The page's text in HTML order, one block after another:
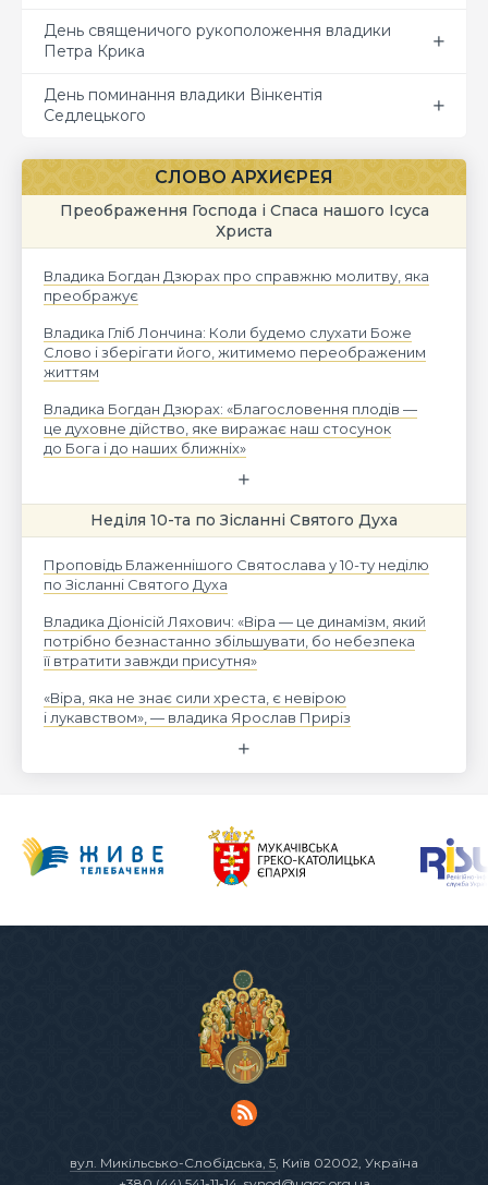
День священичого рукоположення владики
Петра Крика
День поминання владики Вінкентія
Седлецького
СЛОВО АРХИЄРЕЯ
Преображення Господа і Спаса нашого Ісуса
Христа
Владика Богдан Дзюрах про справжню молитву, яка
преображує
Владика Гліб Лончина: Коли будемо слухати Боже
Слово і зберігати його, житимемо переображеним
життям
Владика Богдан Дзюрах: «Благословення плодів —
це духовне дійство, яке виражає наш стосунок
до Бога і до наших ближніх»
Неділя 10-та по Зісланні Святого Духа
Проповідь Блаженнішого Святослава у 10-ту неділю
по Зісланні Святого Духа
Владика Діонісій Ляхович: «Віра — це динамізм, який
потрібно безнастанно збільшувати, бо небезпека
її втратити завжди присутня»
«Віра, яка не знає сили хреста, є невірою
і лукавством», — владика Ярослав Приріз
вул. Микільсько-Слобідська, 5 , Київ 02002, Україна